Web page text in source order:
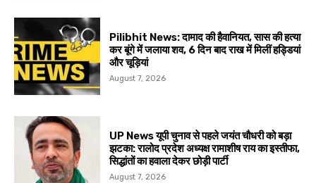
Pilibhit News: दामाद की हैवानियत, सास की हत्या
कर बूंगे में जलाया शव, 6 दिन बाद राख में मिलीं हड्डियां
और चूड़ियां
August 7, 2026
UP News यूपी चुनाव से पहले जयंत चौधरी को बड़ा
झटका: रालोद प्रदेश अध्यक्ष रामाशीष राय का इस्तीफा,
सिद्धांतों का हवाला देकर छोड़ी पार्टी
August 7, 2026